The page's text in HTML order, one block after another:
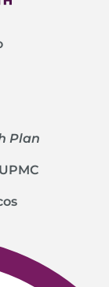
Plan